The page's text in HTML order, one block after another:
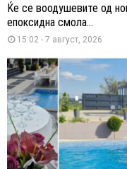
Ќе се воодушевите од
епоксидна смола...
15:02 - 7 август, 2026